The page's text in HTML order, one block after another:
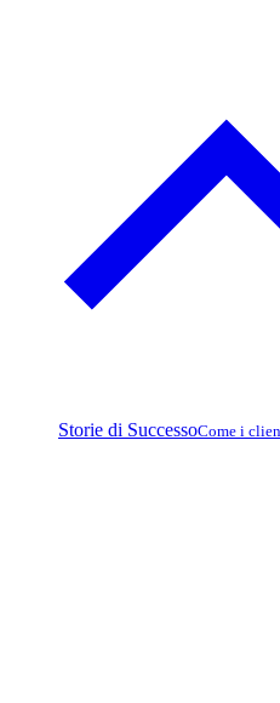
Storie di SuccessoCome i